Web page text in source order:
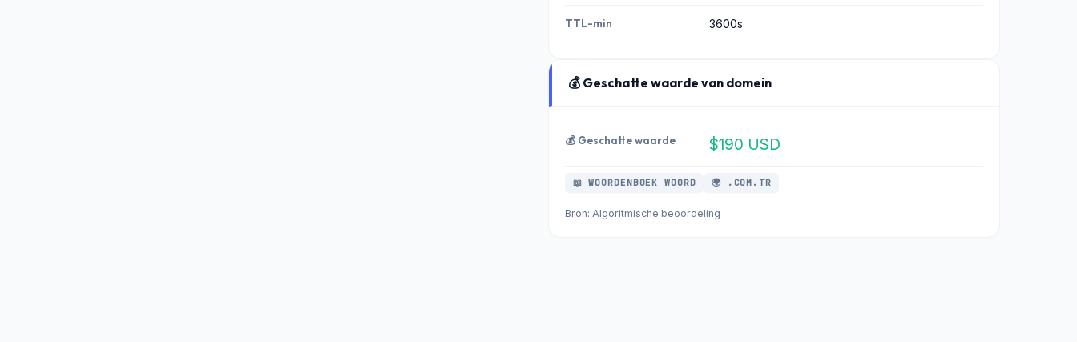
TTL-min 3600s
💰 Geschatte waarde van domein
💰 Geschatte waarde $190 USD
📖 WOORDENBOEK WOORD 🌍 .COM.TR
Bron: Algoritmische beoordeling